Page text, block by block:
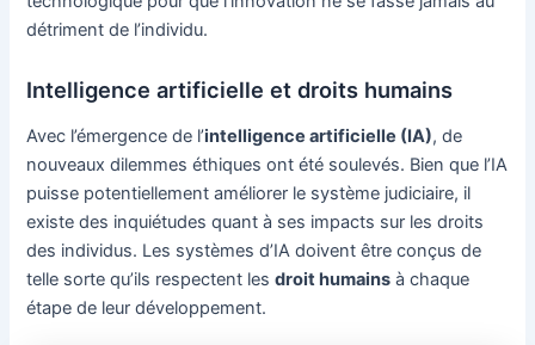
détriment de l’individu.
Intelligence artificielle et droits humains
Avec l’émergence de l’intelligence artificielle (IA), de
nouveaux dilemmes éthiques ont été soulevés. Bien que l’IA
puisse potentiellement améliorer le système judiciaire, il
existe des inquiétudes quant à ses impacts sur les droits
des individus. Les systèmes d’IA doivent être conçus de
telle sorte qu’ils respectent lesdroit humains à chaque
étape de leur développement.